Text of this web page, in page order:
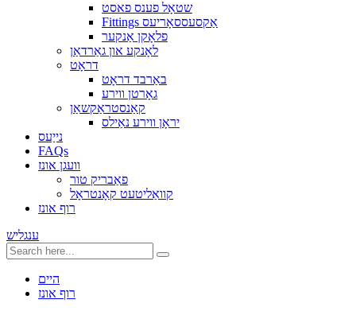
שטאָל פענס פאסט
Fittings אַקסעססאָריעס
פלאָקן אַנקער
לאָנקע און גאַרדאַן
דראָט
באַרבד דראָט
גאָרטן ווירע
קאַנסטראַקשאַן
יראָן ווירע נאַילס
נייַעס
FAQs
וועגן אונז
פאַבריק טור
קוואַליטעט קאָנטראָל
רוף אונז
ענגליש
היים
רוף אונז